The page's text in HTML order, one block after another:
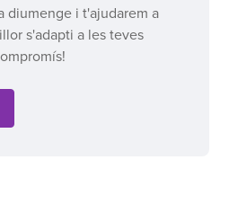
diumenge i t'ajudarem a
s'adapti a les teves